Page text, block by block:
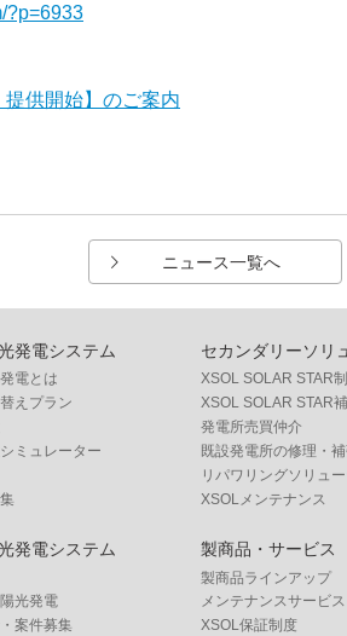
?p=6933
提供開始】のご案内
ニュース一覧へ
発電システム
電とは
えプラン
ミュレーター
発電システム
光発電
案件募集
セカンダリーソリ
XSOL SOLAR STAR
XSOL SOLAR STAR
発電所売買仲介
既設発電所の修理・
リパワリングソリュ
XSOLメンテナンス
製商品・サービス
製商品ラインアップ
メンテナンスサービス
XSOL保証制度